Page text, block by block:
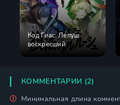
Код Гиас: Лелуш
воскресший
КОММЕНТАРИИ (2)
Минимальная длина